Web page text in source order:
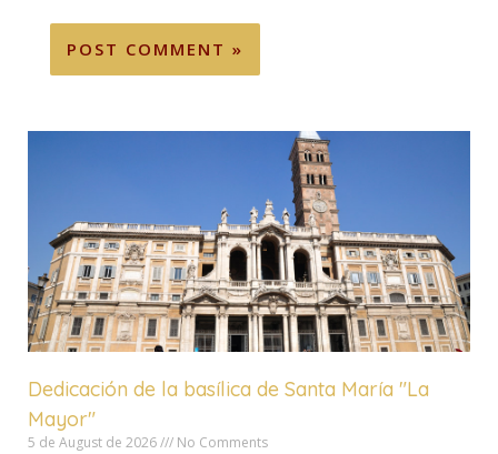
Dedicación de la basílica de Santa María "La
Mayor"
5 de August de 2026 No Comments